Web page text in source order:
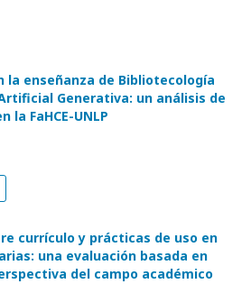
la enseñanza de Bibliotecología
Generativa: un análisis de
la FaHCE-UNLP
currículo y prácticas de uso en
una evaluación basada en
del campo académico